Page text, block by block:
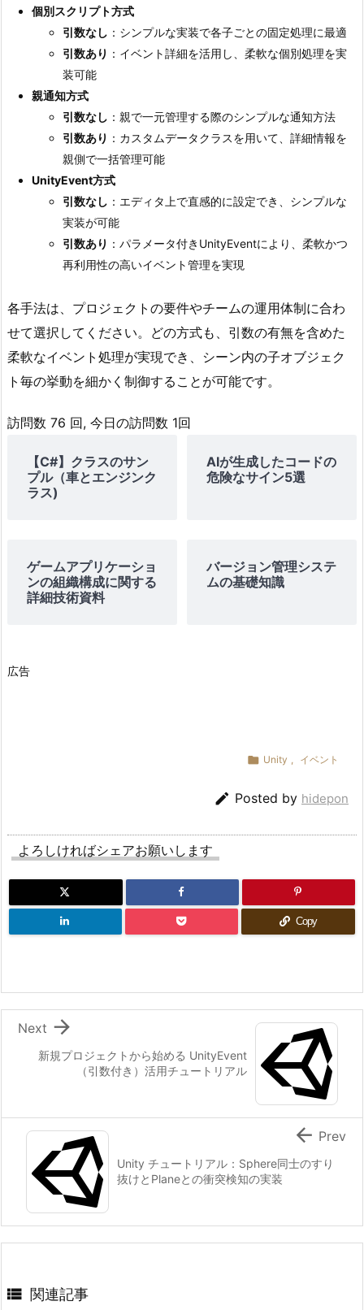
個別スクリプト方式
引数なし ：シンプルな実装で各子ごとの固定処理に最適
引数あり ：イベント詳細を活用し、柔軟な個別処理を実
装可能
親通知方式
引数なし ：親で一元管理する際のシンプルな通知方法
引数あり ：カスタムデータクラスを用いて、詳細情報を
親側で一括管理可能
UnityEvent方式
引数なし ：エディタ上で直感的に設定でき、シンプルな
実装が可能
引数あり ：パラメータ付きUnityEventにより、柔軟かつ
再利用性の高いイベント管理を実現
各手法は、プロジェクトの要件やチームの運用体制に合わ
せて選択してください。どの方式も、引数の有無を含めた
柔軟なイベント処理が実現でき、シーン内の子オブジェク
ト毎の挙動を細かく制御することが可能です。
訪問数 76 回, 今日の訪問数 1回
【C#】クラスのサン
プル（車とエンジンク
ラス)
AIが生成したコードの
危険なサイン5選
ゲームアプリケーショ
ンの組織構成に関する
詳細技術資料
バージョン管理システ
ムの基礎知識
広告
 Unity , イベント
 Posted by hidepon
よろしければシェアお願いします
Copy
新規プロジェクトから始める UnityEvent
（引数付き）活用チュートリアル

Next
Unity チュートリアル：Sphere同士のすり
抜けとPlaneとの衝突検知の実装
 Prev
 関連記事